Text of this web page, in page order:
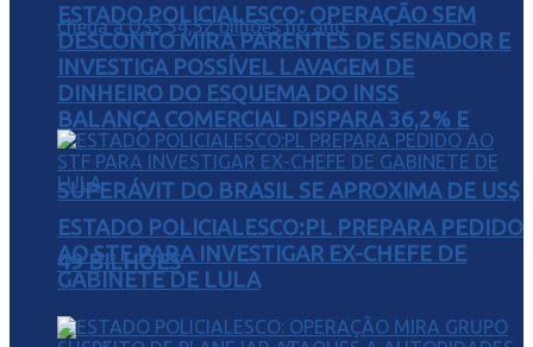
BALANÇA COMERCIAL DISPARA 36,2% E
SUPERÁVIT DO BRASIL SE APROXIMA DE US$
49 BILHÕES
ESTADO POLICIALESCO: OPERAÇÃO SEM
DESCONTO MIRA PARENTES DE SENADOR E
INVESTIGA POSSÍVEL LAVAGEM DE
DINHEIRO DO ESQUEMA DO INSS
ESTADO POLICIALESCO:PL PREPARA PEDIDO
AO STF PARA INVESTIGAR EX-CHEFE DE
GABINETE DE LULA